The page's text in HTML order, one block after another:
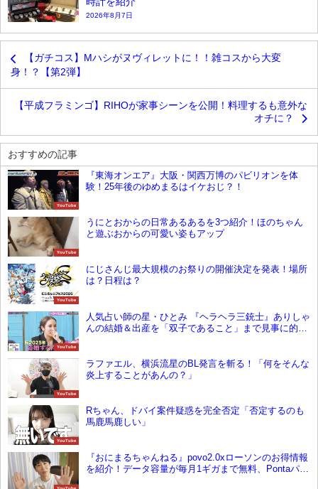
2026年8月7日
【ガチコス】Mハシがヌヴィレットに！！雑コスから大変
身！？【第2弾】
【平成フラミンゴ】RIHOが家事シーンを公開！料理するも意外な
オチに？
おすすめの記事
YouTube
『東海オンエア』大阪・関西万博のパビリオンを体
験！25年後のゆめまるはイケおじ？！
YouTube
うにとおからの日常あるあるを3つ紹介！ほのちゃん
と遊ぶおからの可愛い姿もアップ
YouTube
にじさんじ最大規模のお祭りの開催決定を発表！場所
は？日程は？
YouTube
人気占い師の星・ひとみ 『ヘラヘラ三銃士』ありしゃ
んの結婚＆出産を「双子であること」まで見事に的
YouTube
ラファエル、横浜流星のBL発言を斬る！「何をそんな
炎上することがあんの？」
YouTube
Rちゃん、ドバイ案件疑惑を完全否定「否定するのも
馬鹿馬鹿しい」
YouTube
『おにまるちゃんねる』povo2.0xローソンのお得情報
を紹介！データ容量が毎月1ギガまで無料、Pontaパス